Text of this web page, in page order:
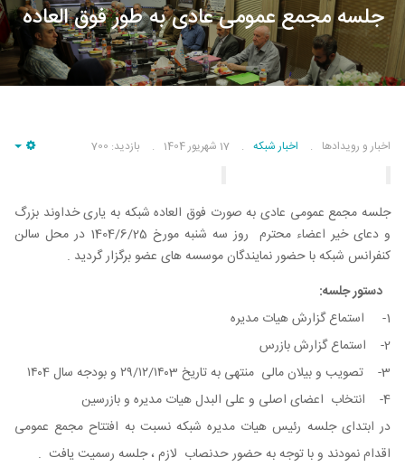
جلسه مجمع عمومی عادی به طور فوق العاده
اخبار و رویدادها اخبار شبکه 17 شهریور 1404 بازدید: 700
جلسه مجمع عمومی عادی به صورت فوق العاده شبکه به یاری خداوند بزرگ
و دعای خیر اعضاء محترم روز سه شنبه مورخ 1404/6/25 در محل سالن
کنفرانس شبکه با حضور نمایندگان موسسه های عضو برگزار گردید .
دستور جلسه:
1- استماع گزارش هیات مدیره
2- استماع گزارش بازرس
3- تصویب و بیلان مالی منتهی به تاریخ ۲۹/۱۲/۱۴۰3 و بودجه سال ۱۴۰4
4- انتخاب اعضای اصلی و علی البدل هیات مدیره و بازرسین
در ابتدای جلسه رئیس هیات مدیره شبکه نسبت به افتتاح مجمع عمومی
اقدام نمودند و با توجه به حضور حدنصاب لازم ، جلسه رسمیت یافت .